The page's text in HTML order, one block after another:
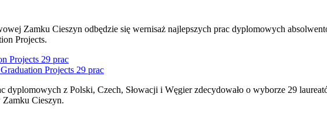
Zamku Cieszyn odbędzie się wernisaż najlepszych prac dyplomowych
Projects.
Projects 29 prac
dyplomowych z Polski, Czech, Słowacji i Węgier zdecydowało o wyborze 29
Cieszyn.